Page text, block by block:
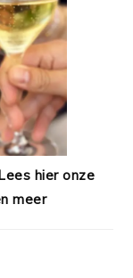
hier onze
meer